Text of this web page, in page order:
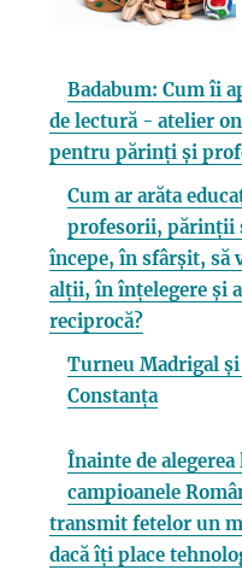
Badabum: Cum îi
de lectură - atelier
pentru părinți și
Cum ar arăta
profesorii, părinții
începe, în sfârșit, să
alții, în înțelegere și
reciprocă?
Turneu Madrigal
Constanța
Înainte de
campioanele
transmit fetelor un
dacă îți place